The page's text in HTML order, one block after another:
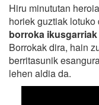
Hiru minututan
horiek guztiak lotuko
borroka ikusgarriak
Borrokak dira, hain
berritasunik
lehen aldia da.